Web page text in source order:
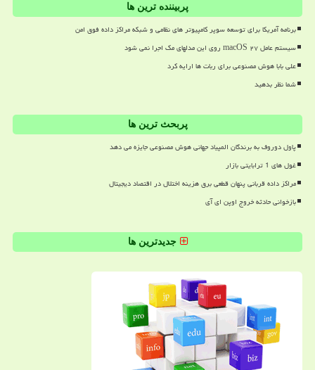
پربیننده ترین ها
برنامه آمریکا برای توسعه سوپر کامپیوتر های نظامی و شبکه مراکز داده فوق امن
سیستم عامل macOS ۲۷ روی این مدلهای مک اجرا نمی شود
علی بابا هوش مصنوعی برای ربات ها ارایه کرد
شما نظر بدهید
پربحث ترین ها
پاول دوروف به برندگان المپیاد جهانی هوش مصنوعی جایزه می دهد
غول های 1 ترابایتی بازار
مراکز داده قربانی پنهان قطعی برق هزینه اختلال در اقتصاد دیجیتال
بازخوانی حادثه خروج اوپن ای آی
جدیدترین ها